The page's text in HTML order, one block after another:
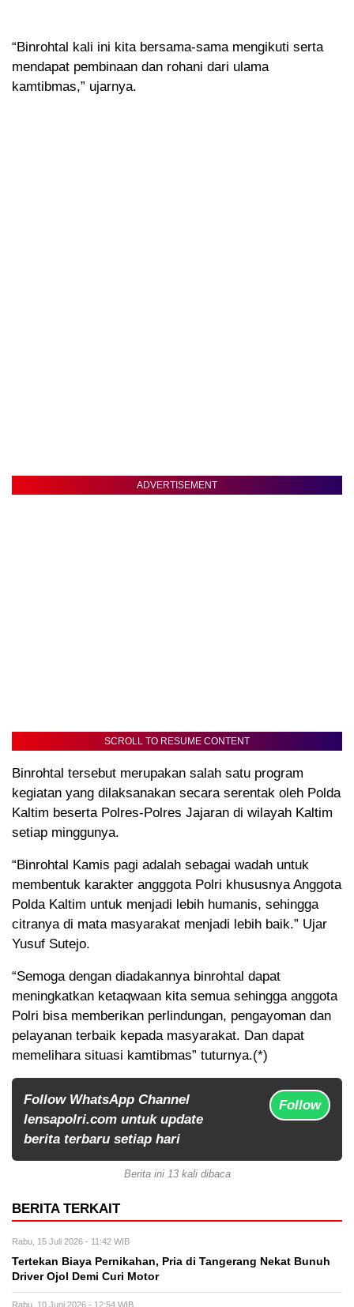
“Binrohtal kali ini kita bersama-sama mengikuti serta
mendapat pembinaan dan rohani dari ulama
kamtibmas,” ujarnya.
ADVERTISEMENT
SCROLL TO RESUME CONTENT
Binrohtal tersebut merupakan salah satu program
kegiatan yang dilaksanakan secara serentak oleh Polda
Kaltim beserta Polres-Polres Jajaran di wilayah Kaltim
setiap minggunya.
“Binrohtal Kamis pagi adalah sebagai wadah untuk
membentuk karakter angggota Polri khususnya Anggota
Polda Kaltim untuk menjadi lebih humanis, sehingga
citranya di mata masyarakat menjadi lebih baik.” Ujar
Yusuf Sutejo.
“Semoga dengan diadakannya binrohtal dapat
meningkatkan ketaqwaan kita semua sehingga anggota
Polri bisa memberikan perlindungan, pengayoman dan
pelayanan terbaik kepada masyarakat. Dan dapat
memelihara situasi kamtibmas” tuturnya.(*)
Follow WhatsApp Channel
lensapolri.com untuk update
berita terbaru setiap hari
Follow
Berita ini 13 kali dibaca
BERITA TERKAIT
Rabu, 15 Juli 2026 - 11:42 WIB
Tertekan Biaya Pernikahan, Pria di Tangerang Nekat Bunuh
Driver Ojol Demi Curi Motor
Rabu, 10 Juni 2026 - 12:54 WIB